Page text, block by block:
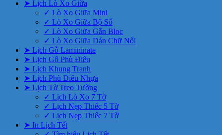
➤ Lịch Lò Xo Giữa
✓ Lò Xo Giữa Mini
✓ Lò Xo Giữa Bộ Số
✓ Lò Xo Giữa Gắn Bloc
✓ Lò Xo Giữa Dán Chữ Nổi
➤ Lịch Gỗ Lamininate
➤ Lịch Gỗ Phù Điêu
➤ Lịch Khung Tranh
➤ Lịch Phù Điêu Nhựa
➤ Lịch Tờ Treo Tường
✓ Lịch Lò Xo 7 Tờ
✓ Lịch Nẹp Thiếc 5 Tờ
✓ Lịch Nẹp Thiếc 7 Tờ
➤ In Lịch Tết